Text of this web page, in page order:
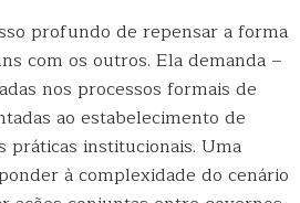
profundo de repensar a forma
com os outros. Ela demanda –
nos processos formais de
ao estabelecimento de
práticas institucionais. Uma
à complexidade do cenário